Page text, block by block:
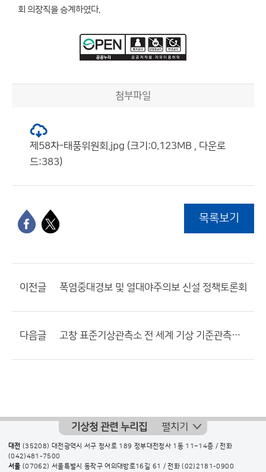
회 의장직을 승계하였다.
첨부파일
제58차-태풍위원회.jpg (크기:0.123MB , 다운로
드:383)
목록보기
이전글 폭염중대경보 및 열대야주의보 신설 정책토론회
다음글 고창 표준기상관측소 전 세계 기상 기준관측망 등록 현판식
기상청 관련 누리집 펼치기
대전 (35208) 대전광역시 서구 청사로 189 정부대전청사 1동 11~14층 / 전화
(042)481-7500
서울 (07062) 서울특별시 동작구 여의대방로16길 61 / 전화(02)2181-0900